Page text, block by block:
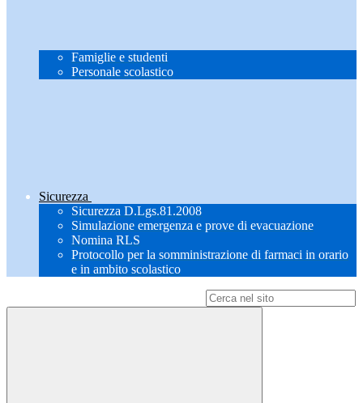
Famiglie e studenti
Personale scolastico
Sicurezza
Sicurezza D.Lgs.81.2008
Simulazione emergenza e prove di evacuazione
Nomina RLS
Protocollo per la somministrazione di farmaci in orario
e in ambito scolastico